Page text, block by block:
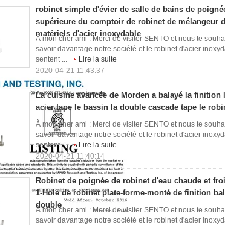
robinet simple d'évier de salle de bains de
supérieure du comptoir de robinet de mélangeur
matériels d'acier inoxydable
À mon cher ami : Merci de visiter SENTO et nous te
savoir davantage notre société et le robinet d'acier
sentent ...
Lire la suite
2020-04-21 11:43:37
La cuisine avancée de Morden a balayé la finition
acier tape le bassin la double cascade tape le
À mon cher ami : Merci de visiter SENTO et nous te
savoir davantage notre société et le robinet d'acier
sentent ...
Lire la suite
2020-04-21 11:40:14
Robinet de poignée de robinet d'eau chaude et
1-Hole de robinet plate-forme-monté de finition
double
À mon cher ami : Merci de visiter SENTO et nous te
savoir davantage notre société et le robinet d'acier